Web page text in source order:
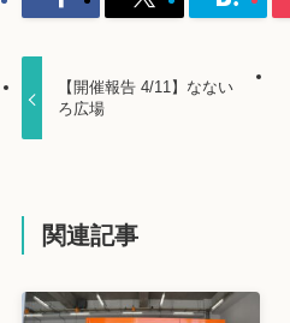
【開催報告 4/11】なない
ろ広場
関連記事